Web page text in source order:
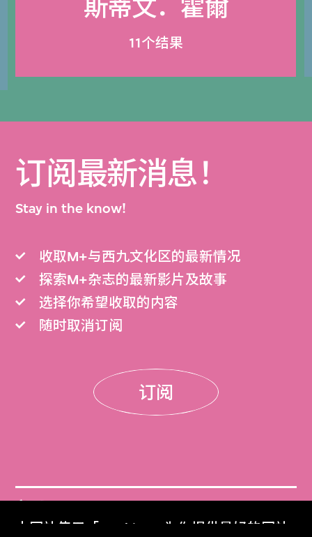
本网站使用「Cookies」为你提供最好的网站
斯蒂文．霍爾
11个结果
订阅最新消息！
Stay in the know!
收取M+与西九文化区的最新情况
探索M+杂志的最新影片及故事
选择你希望收取的内容
随时取消订阅
订阅
门票